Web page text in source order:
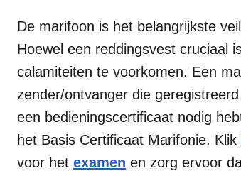
De marifoon is het belangrijkste
Hoewel een reddingsvest cruciaal
calamiteiten te voorkomen. Een
zender/ontvanger die
een bedieningscertificaat nodig
het Basis Certificaat Marifonie. Klik
voor het examen en zorg ervoor